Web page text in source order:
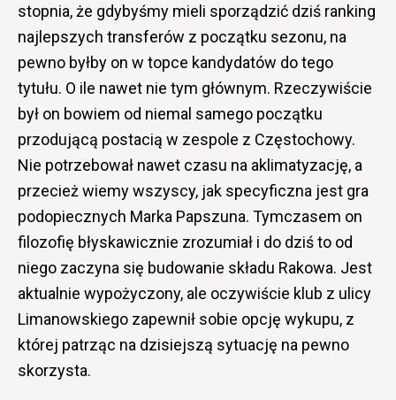
stopnia, że gdybyśmy mieli sporządzić dziś ranking
najlepszych transferów z początku sezonu, na
pewno byłby on w topce kandydatów do tego
tytułu. O ile nawet nie tym głównym. Rzeczywiście
był on bowiem od niemal samego początku
przodującą postacią w zespole z Częstochowy.
Nie potrzebował nawet czasu na aklimatyzację, a
przecież wiemy wszyscy, jak specyficzna jest gra
podopiecznych Marka Papszuna. Tymczasem on
filozofię błyskawicznie zrozumiał i do dziś to od
niego zaczyna się budowanie składu Rakowa. Jest
aktualnie wypożyczony, ale oczywiście klub z ulicy
Limanowskiego zapewnił sobie opcję wykupu, z
której patrząc na dzisiejszą sytuację na pewno
skorzysta.